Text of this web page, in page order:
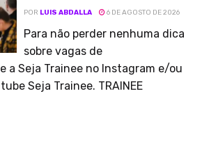
POR LUIS ABDALLA 6 DE AGOSTO DE 2026
Para não perder nenhuma dica
sobre vagas de
a Seja Trainee no Instagram e/ou
Seja Trainee. TRAINEE